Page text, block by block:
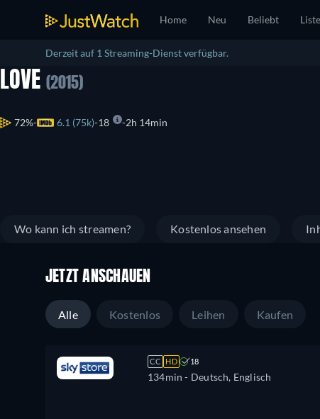
Home Neu Beliebt
Derzeit auf 1 Streaming-Dienst verfügbar.
LOVE (2015)
72% 6.1 (75k) 18 2h 14min
Wo kann ich streamen? Kostenlos ansehen
JETZT ANSCHAUEN
Alle Kostenlos Leihen Kaufen
CC HD 18
134min - Deutsch, Englisch